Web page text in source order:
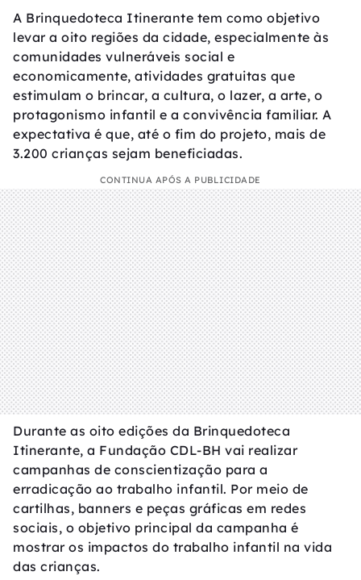
A Brinquedoteca Itinerante tem como objetivo
levar a oito regiões da cidade, especialmente às
comunidades vulneráveis social e
economicamente, atividades gratuitas que
estimulam o brincar, a cultura, o lazer, a arte, o
protagonismo infantil e a convivência familiar. A
expectativa é que, até o fim do projeto, mais de
3.200 crianças sejam beneficiadas.
CONTINUA APÓS A PUBLICIDADE
Durante as oito edições da Brinquedoteca
Itinerante, a Fundação CDL-BH vai realizar
campanhas de conscientização para a
erradicação ao trabalho infantil. Por meio de
cartilhas, banners e peças gráficas em redes
sociais, o objetivo principal da campanha é
mostrar os impactos do trabalho infantil na vida
das crianças.